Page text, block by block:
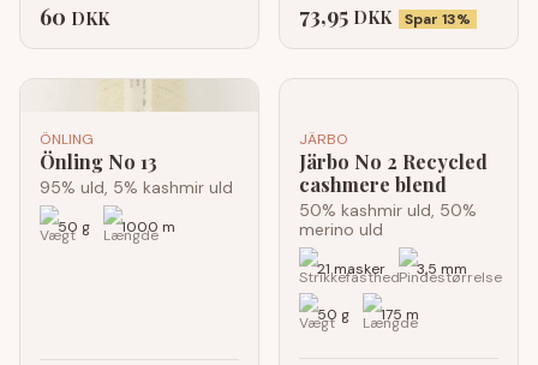
60 DKK 73,95 DKK Spar 13%
ÖNLING
Önling No 13
95% uld, 5% kashmir uld
50 g 1000 m
JÄRBO
Järbo No 2 Recycled
cashmere blend
50% kashmir uld, 50%
merino uld
21 masker 3,5 mm
50 g 175 m